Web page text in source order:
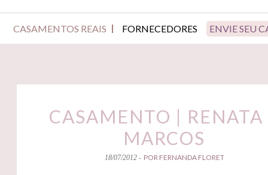
CASAMENTOS REAIS FORNECEDORES ENVIE SEU
CASAMENTO | RENATA
MARCOS
18/07/2012 - POR FERNANDA FLORET